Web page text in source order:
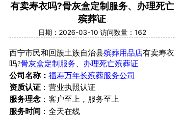
有卖寿衣吗?骨灰盒定制服务、办理死亡
殡葬证
日期：2026-03-10 访问数量：162
西宁市民和回族土族自治县殡葬用品店有卖寿衣
吗?骨灰盒定制服务
办理死亡殡葬证
公司名称： 福寿万年长殡葬服务公司
资质认证：营业执照认证
服务理念：客户至上，服务至上
服务时间 ：全天在线